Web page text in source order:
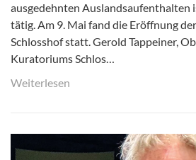
ausgedehnten Auslandsaufenthalten
tätig. Am 9. Mai fand die Eröffnung
Schlosshof statt. Gerold Tappeiner,
Kuratoriums Schlos…
Weiterlesen